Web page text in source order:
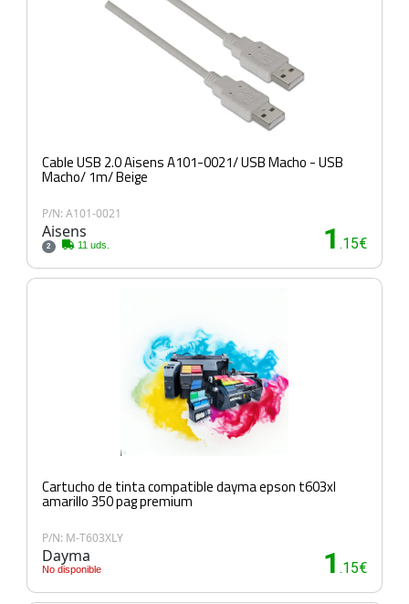
Cable USB 2.0 Aisens A101-0021/ USB Macho - USB
Macho/ 1m/ Beige
P/N: A101-0021
Aisens
2 11 uds. 1 .15€
Cartucho de tinta compatible dayma epson t603xl
amarillo 350 pag premium
P/N: M-T603XLY
Dayma
No disponible 1 .15€